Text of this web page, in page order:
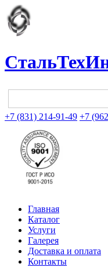
+7 (831) 214-91-49 +7
Главная
Каталог
Услуги
Галерея
Доставка и оплата
Контакты